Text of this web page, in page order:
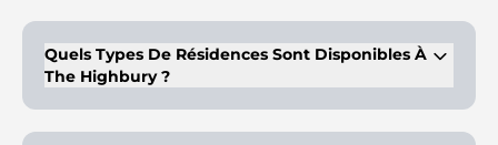
Quels Types De Résidences Sont Disponibles À
The Highbury ?
de 1 à 4 chambres et des penthouses en duplex.